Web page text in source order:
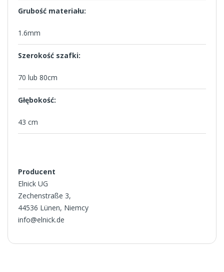
Grubość materiału:
1.6mm
Szerokość szafki:
70 lub 80cm
Głębokość:
43 cm
Producent
Elnick UG
Zechenstraße 3,
44536 Lünen, Niemcy
info@elnick.de